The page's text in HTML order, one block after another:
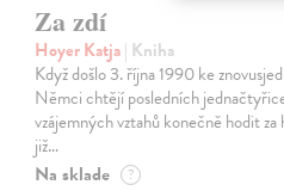
Za zdí
Hoyer Katja| Kniha
Když došlo 3. října 1990 ke
Němci chtějí posledních
vzájemných vztahů konečně hodit
již…
Na sklade ?